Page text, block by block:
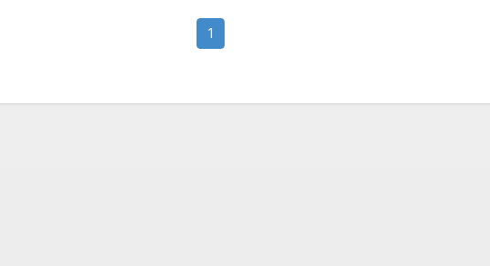
1(current)